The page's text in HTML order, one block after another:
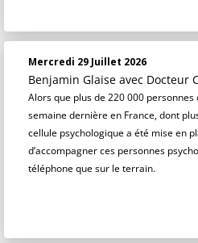
Mercredi 29 Juillet 2026
Benjamin Glaise avec Docteur
Alors que plus de 220 000
semaine dernière en France, dont
cellule psychologique a été mise en
d’accompagner ces personnes
téléphone que sur le terrain.